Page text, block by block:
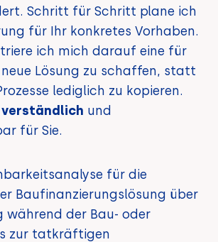
Schritt für Schritt plane ich
für Ihr konkretes Vorhaben.
ich mich darauf eine für
neue Lösung zu schaffen, statt
lediglich zu kopieren.
und
für Sie.
für die
Baufinanzierungslösung über
während der Bau- oder
zur tatkräftigen